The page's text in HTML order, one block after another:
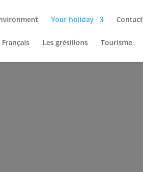
Your holiday Contact
Français Les grésillons Tourisme